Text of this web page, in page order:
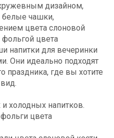
дизайном,
белые чашки,
цвета слоновой
фольгой цвета
напитки для вечеринки
Они идеально подходят
праздника, где вы хотите
и холодных напитков.
цвета